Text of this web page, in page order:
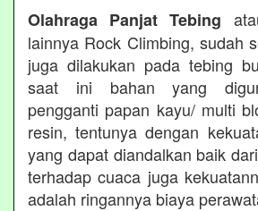
Olahraga Panjat Tebing
lainnya Rock Climbing, sudah
juga dilakukan pada tebing
saat ini bahan yang
pengganti papan kayu/ multi
resin, tentunya dengan
yang dapat diandalkan baik
terhadap cuaca juga
adalah ringannya biaya